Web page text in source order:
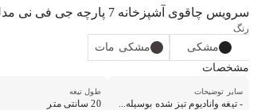
سرویس چاقوی آشپزخانه 7 پارچه جی فی نی مدل 2102
رنگ
مشکی
مشکی مات
مشخصات
سایر توضیحات
- تیغه وانادیوم تیز شده بوسیله...
طول تیغه
20 سانتی متر